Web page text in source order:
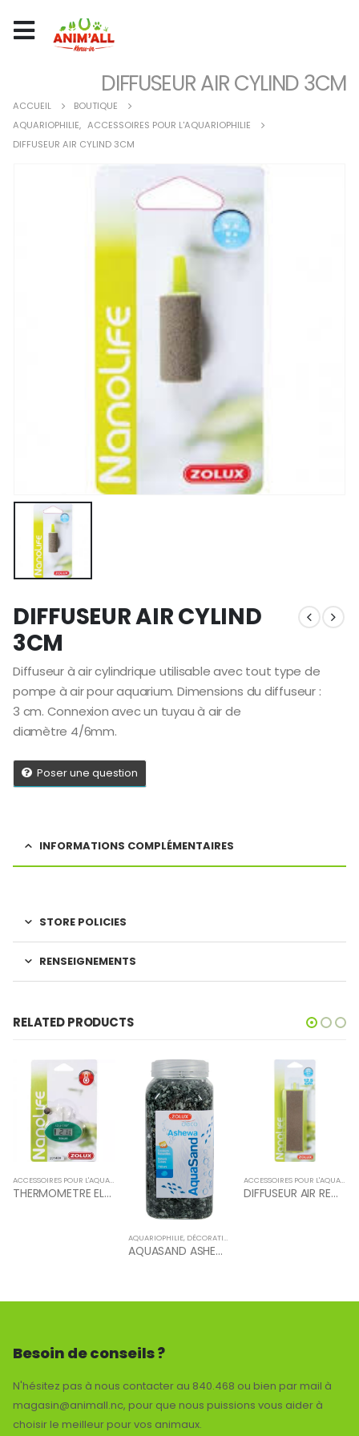
DIFFUSEUR AIR CYLIND 3CM
ACCUEIL
BOUTIQUE
AQUARIOPHILIE, ACCESSOIRES POUR L'AQUARIOPHILIE
DIFFUSEUR AIR CYLIND 3CM
DIFFUSEUR AIR CYLIND
3CM
Diffuseur à air cylindrique utilisable avec tout type de
pompe à air pour aquarium. Dimensions du diffuseur :
3 cm. Connexion avec un tuyau à air de
diamètre 4/6mm.
Poser une question
INFORMATIONS COMPLÉMENTAIRES
STORE POLICIES
RENSEIGNEMENTS
RELATED PRODUCTS
ACCESSOIRES POUR L'AQUARIOPHILIE ,AQUARIOPHILIE
THERMOMETRE ELECTRONIQUE
AQUARIOPHILIE, DÉCORATION POUR AQUARIUM
AQUASAND ASHEWA GREEN 750ML
ACCESSOIRES POUR L'AQUARIOPHILIE
DIFFUSEUR AIR RECT 12.5CM
Besoin de conseils ?
N'hésitez pas à nous contacter au 840.468 ou bien par mail à
magasin@animall.nc, pour que nous puissions vous aider à
choisir le meilleur pour vos animaux.